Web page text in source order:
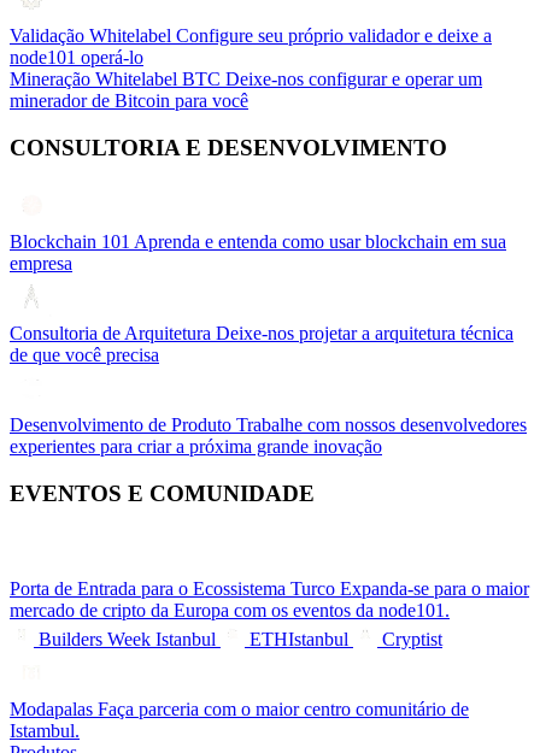
Validação Whitelabel Configure seu próprio validador e deixe a
node101 operá-lo
Mineração Whitelabel BTC Deixe-nos configurar e operar um
minerador de Bitcoin para você
CONSULTORIA E DESENVOLVIMENTO
Blockchain 101 Aprenda e entenda como usar blockchain em sua
empresa
Consultoria de Arquitetura Deixe-nos projetar a arquitetura técnica
de que você precisa
Desenvolvimento de Produto Trabalhe com nossos desenvolvedores
experientes para criar a próxima grande inovação
EVENTOS E COMUNIDADE
Porta de Entrada para o Ecossistema Turco Expanda-se para o maior
mercado de cripto da Europa com os eventos da node101.
Builders Week Istanbul
ETHIstanbul Cryptist
Modapalas Faça parceria com o maior centro comunitário de
Istambul.